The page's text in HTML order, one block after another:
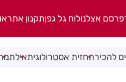
פרסם אצלנולוח גל גפןתקנון אתר
להכירתחזית אסטרולוגיתאילת